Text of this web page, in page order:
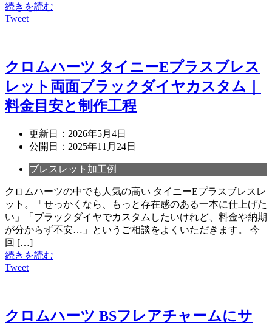
続きを読む
Tweet
クロムハーツ タイニーEプラスブレス
レット両面ブラックダイヤカスタム｜
料金目安と制作工程
更新日： 2026年5月4日
公開日： 2025年11月24日
ブレスレット加工例
クロムハーツの中でも人気の高い タイニーEプラスブレスレ
ット。「せっかくなら、もっと存在感のある一本に仕上げた
い」「ブラックダイヤでカスタムしたいけれど、料金や納期
が分からず不安…」というご相談をよくいただきます。 今
回 […]
続きを読む
Tweet
クロムハーツ BSフレアチャームにサ